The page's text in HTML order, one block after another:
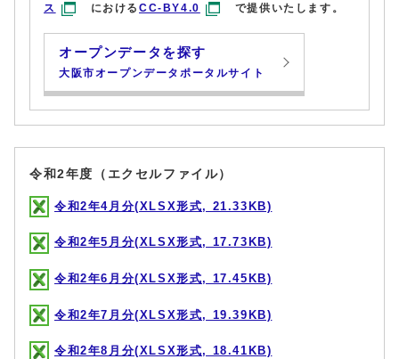
ス
におけるCC-BY4.0 で提供いたします。
オープンデータを探す
大阪市オープンデータポータルサイト
令和2年度（エクセルファイル）
令和2年4月分(XLSX形式, 21.33KB)
令和2年5月分(XLSX形式, 17.73KB)
令和2年6月分(XLSX形式, 17.45KB)
令和2年7月分(XLSX形式, 19.39KB)
令和2年8月分(XLSX形式, 18.41KB)